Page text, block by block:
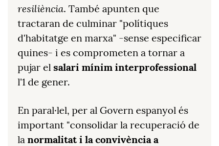
resiliència. També apunten que
tractaran de culminar "polítiques
d'habitatge en marxa" -sense especificar
quines- i es comprometen a tornar a
pujar el salari mínim interprofessional
l'1 de gener.
En paral·lel, per al Govern espanyol és
important "consolidar la recuperació de
la normalitat i la convivència a